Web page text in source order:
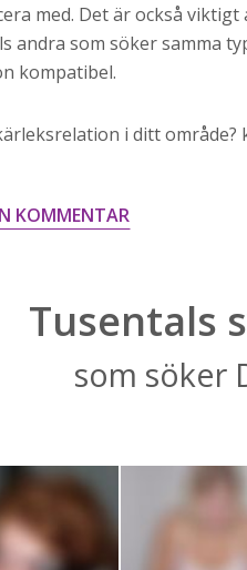
med. Det är också
andra som söker samma
kompatibel.
i ditt område?
KOMMENTAR
Tusentals
som söker